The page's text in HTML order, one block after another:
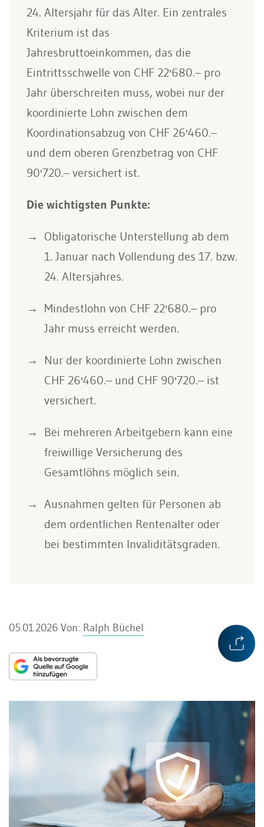
24. Altersjahr für das Alter. Ein zentrales
Kriterium ist das
Jahresbruttoeinkommen, das die
Eintrittsschwelle von CHF 22'680.– pro
Jahr überschreiten muss, wobei nur der
koordinierte Lohn zwischen dem
Koordinationsabzug von CHF 26'460.–
und dem oberen Grenzbetrag von CHF
90'720.– versichert ist.
Die wichtigsten Punkte:
Obligatorische Unterstellung ab dem
1. Januar nach Vollendung des 17. bzw.
24. Altersjahres.
Mindestlohn von CHF 22'680.– pro
Jahr muss erreicht werden.
Nur der koordinierte Lohn zwischen
CHF 26'460.– und CHF 90'720.– ist
versichert.
Bei mehreren Arbeitgebern kann eine
freiwillige Versicherung des
Gesamtlöhns möglich sein.
Ausnahmen gelten für Personen ab
dem ordentlichen Rentenalter oder
bei bestimmten Invaliditätsgraden.
05.01.2026 Von: Ralph Büchel